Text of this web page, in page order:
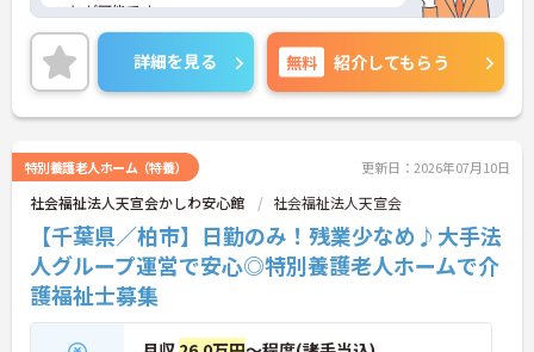
ことが可能です。
また母体も安定しているため、福利厚生制度が充実
しております。
ご興味をお持ちの方はお気軽にお問い合わせくださ
い。
詳細を見る 無料 紹介してもらう
特別養護老人ホーム（特養） 更新日：2026年07月10日
社会福祉法人天宣会かしわ安心館 社会福祉法人天宣会
【千葉県／柏市】日勤のみ！残業少なめ♪大手法
人グループ運営で安心◎特別養護老人ホームで介
護福祉士募集